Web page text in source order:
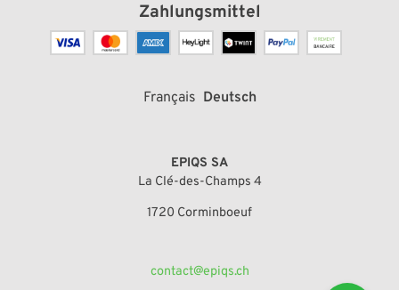
Zahlungsmittel
Français Deutsch
EPIQS SA
La Clé-des-Champs 4
1720 Corminboeuf
contact@epiqs.ch